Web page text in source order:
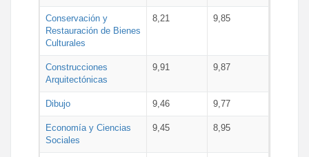
Conservación y
Restauración de Bienes
Culturales
8,21 9,85
Construcciones
Arquitectónicas
9,91 9,87
Dibujo 9,46 9,77
Economía y Ciencias
Sociales
9,45 8,95